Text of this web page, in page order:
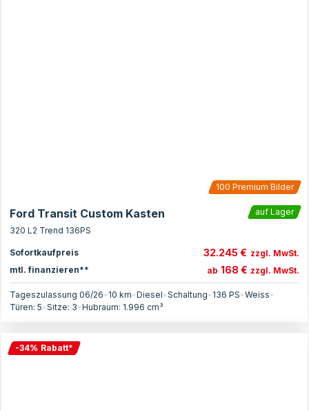
100 Premium Bilder
Ford Transit Custom Kasten
auf Lager
320 L2 Trend 136PS
Sofortkaufpreis 32.245 € zzgl. MwSt.
mtl. finanzieren**
ab 168 € zzgl. MwSt.
Tageszulassung 06/26• 10 km•Diesel•Schaltung• 136 PS•Weiss•
Türen: 5•Sitze: 3•Hubraum: 1.996 cm³
-34% Rabatt*